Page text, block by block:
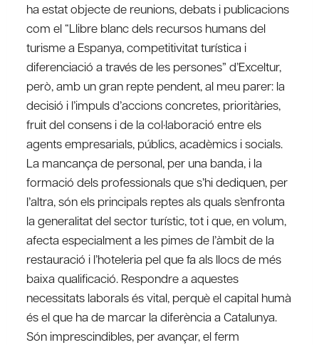
ha estat objecte de reunions, debats i publicacions
com el “Llibre blanc dels recursos humans del
turisme a Espanya, competitivitat turística i
diferenciació a través de les persones” d’Exceltur,
però, amb un gran repte pendent, al meu parer: la
decisió i l’impuls d’accions concretes, prioritàries,
fruit del consens i de la col·laboració entre els
agents empresarials, públics, acadèmics i socials.
La mancança de personal, per una banda, i la
formació dels professionals que s’hi dediquen, per
l’altra, són els principals reptes als quals s’enfronta
la generalitat del sector turístic, tot i que, en volum,
afecta especialment a les pimes de l’àmbit de la
restauració i l’hoteleria pel que fa als llocs de més
baixa qualificació. Respondre a aquestes
necessitats laborals és vital, perquè el capital humà
és el que ha de marcar la diferència a Catalunya.
Són imprescindibles, per avançar, el ferm